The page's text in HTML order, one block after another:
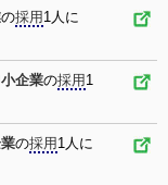
の採用 1人に
企業の採用 1
の採用 1人に